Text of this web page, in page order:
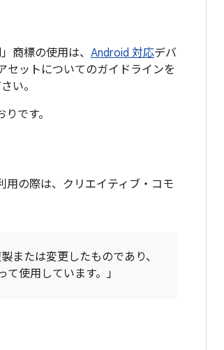
商標の使用は、 Android 対応デバ
セットについてのガイドラインを
い。
です。
用の際は、クリエイティブ・コモ
または変更したものであり、
使用しています。」